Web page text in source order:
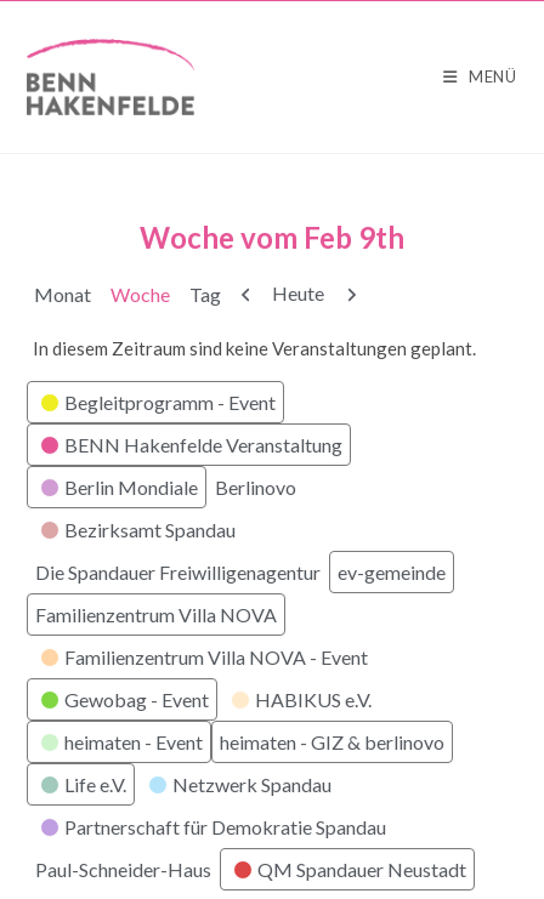
MENÜ
Woche vom Feb 9th
Monat Woche Tag Zurück
Heute Weiter
In diesem Zeitraum sind keine Veranstaltungen geplant.
Kategorien
Begleitprogramm - Event
BENN Hakenfelde Veranstaltung
Berlin Mondiale
Berlinovo
Bezirksamt Spandau
Die Spandauer Freiwilligenagentur
ev-gemeinde
Familienzentrum Villa NOVA
Familienzentrum Villa NOVA - Event
Gewobag - Event
HABIKUS e.V.
heimaten - Event
heimaten - GIZ & berlinovo
Life e.V.
Netzwerk Spandau
Partnerschaft für Demokratie Spandau
Paul-Schneider-Haus
QM Spandauer Neustadt